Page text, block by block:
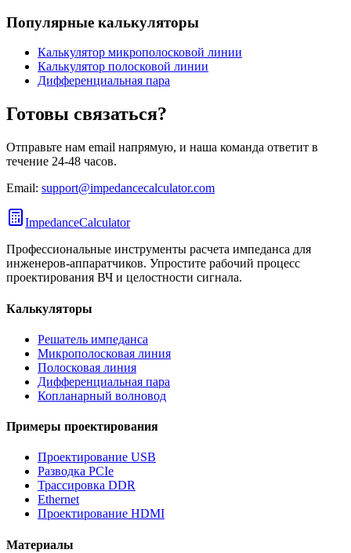
Популярные калькуляторы
Калькулятор микрополосковой линии
Калькулятор полосковой линии
Дифференциальная пара
Готовы связаться?
Отправьте нам email напрямую, и наша команда ответит в
течение 24-48 часов.
Email: support@impedancecalculator.com
ImpedanceCalculator
Профессиональные инструменты расчета импеданса для
инженеров-аппаратчиков. Упростите рабочий процесс
проектирования ВЧ и целостности сигнала.
Калькуляторы
Решатель импеданса
Микрополосковая линия
Полосковая линия
Дифференциальная пара
Копланарный волновод
Примеры проектирования
Проектирование USB
Разводка PCIe
Трассировка DDR
Ethernet
Проектирование HDMI
Материалы